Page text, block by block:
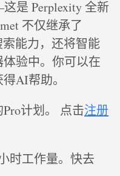
是 Perplexity 全新
不仅继承了
能力，还将智能
验中。你可以在
AI帮助。
计划。 点击注册
时工作量。快去